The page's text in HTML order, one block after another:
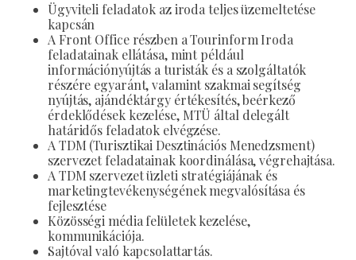
Ügyviteli feladatok az iroda teljes üzemeltetése
kapcsán
A Front Office részben a Tourinform Iroda
feladatainak ellátása, mint például
információnyújtás a turisták és a szolgáltatók
részére egyaránt, valamint szakmai segítség
nyújtás, ajándéktárgy értékesítés, beérkező
érdeklődések kezelése, MTÜ által delegált
határidős feladatok elvégzése.
A TDM (Turisztikai Desztinációs Menedzsment)
szervezet feladatainak koordinálása, végrehajtása.
A TDM szervezet üzleti stratégiájának és
marketingtevékenységének megvalósítása és
fejlesztése
Közösségi média felületek kezelése,
kommunikációja.
Sajtóval való kapcsolattartás.